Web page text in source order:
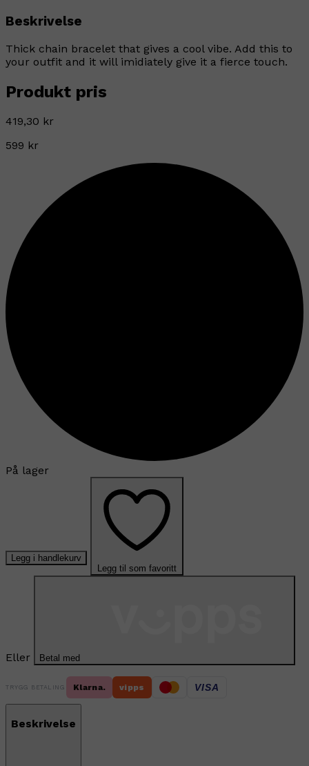
Beskrivelse
Thick chain bracelet that gives a cool vibe. Add this to
your outfit and it will imidiately give it a fierce touch.
Produkt pris
419,30 kr
599 kr
På lager
Legg i handlekurv
Legg til som favoritt
Eller Betal med
TRYGG BETALING Klarna. vipps VISA
Beskrivelse